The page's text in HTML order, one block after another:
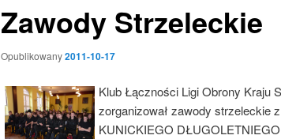
Zawody Strzeleckie
Opublikowany2011-10-17
Klub Łączności Ligi Obrony Kraju
zorganizował zawody strzeleckie
KUNICKIEGO